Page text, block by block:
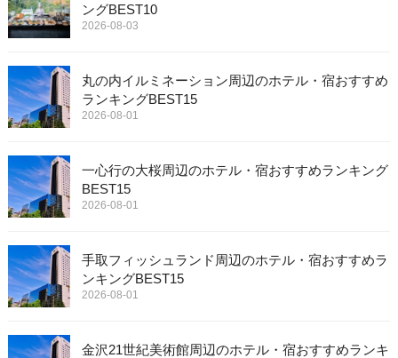
ングBEST10
2026-08-03
丸の内イルミネーション周辺のホテル・宿おすすめ
ランキングBEST15
2026-08-01
一心行の大桜周辺のホテル・宿おすすめランキング
BEST15
2026-08-01
手取フィッシュランド周辺のホテル・宿おすすめラ
ンキングBEST15
2026-08-01
金沢21世紀美術館周辺のホテル・宿おすすめランキ